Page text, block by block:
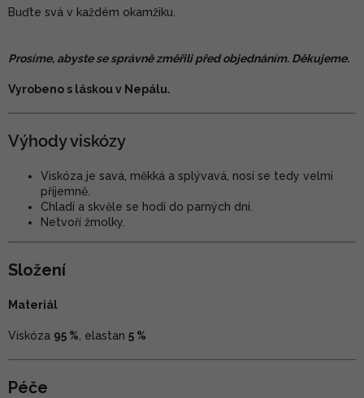
Buďte svá v každém okamžiku.
Prosíme, abyste se správně změřili před objednáním. Děkujeme.
Vyrobeno s láskou v Nepálu.
Výhody viskózy
Viskóza je savá, měkká a splývavá, nosí se tedy velmi
příjemně.
Chladí a skvěle se hodí do parných dní.
Netvoří žmolky.
Složení
Materiál
Viskóza 95 % , elastan 5 %
Péče